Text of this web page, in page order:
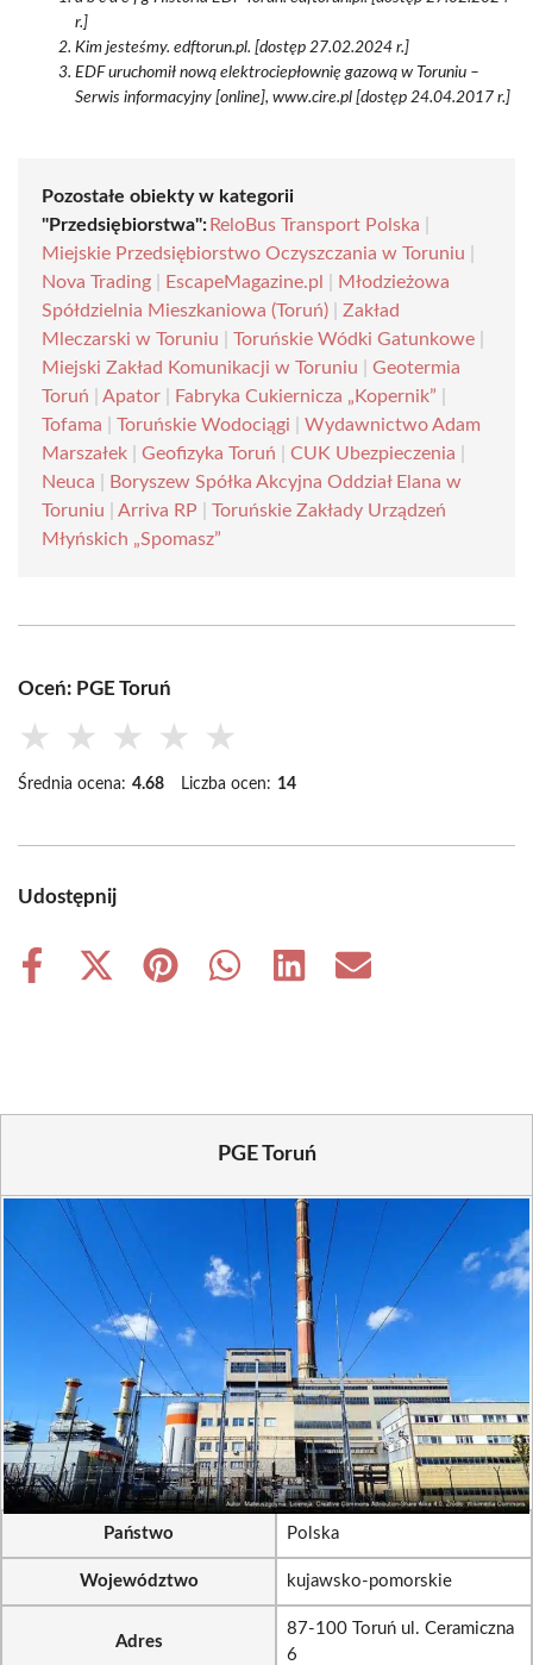
r.]
Kim jesteśmy. edftorun.pl. [dostęp 27.02.2024 r.]
EDF uruchomił nową elektrociepłownię gazową w Toruniu –
Serwis informacyjny [online], www.cire.pl [dostęp 24.04.2017 r.]
Pozostałe obiekty w kategorii
"Przedsiębiorstwa": ReloBus Transport Polska
Miejskie Przedsiębiorstwo Oczyszczania w Toruniu
Nova Trading
EscapeMagazine.pl
Młodzieżowa
Spółdzielnia Mieszkaniowa (Toruń)
Zakład
Mleczarski w Toruniu
Toruńskie Wódki Gatunkowe
Miejski Zakład Komunikacji w Toruniu
Geotermia
Toruń
Apator Fabryka Cukiernicza „Kopernik”
Tofama
Toruńskie Wodociągi
Wydawnictwo Adam
Marszałek
Geofizyka Toruń CUK Ubezpieczenia
Neuca
Boryszew Spółka Akcyjna Oddział Elana w
Toruniu
Arriva RP
Toruńskie Zakłady Urządzeń
Młyńskich „Spomasz”
Oceń: PGE Toruń
★ ★ ★ ★ ★
Średnia ocena: 4.68 Liczba ocen: 14
Udostępnij
Share
Share
Share
Share
Share
Share
PGE Toruń
Państwo Polska
Województwo kujawsko-pomorskie
Adres
87-100 Toruń ul. Ceramiczna
6